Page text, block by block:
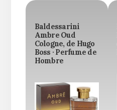
Baldessarini
Ambre Oud
Cologne, de Hugo
Boss · Perfume de
Hombre